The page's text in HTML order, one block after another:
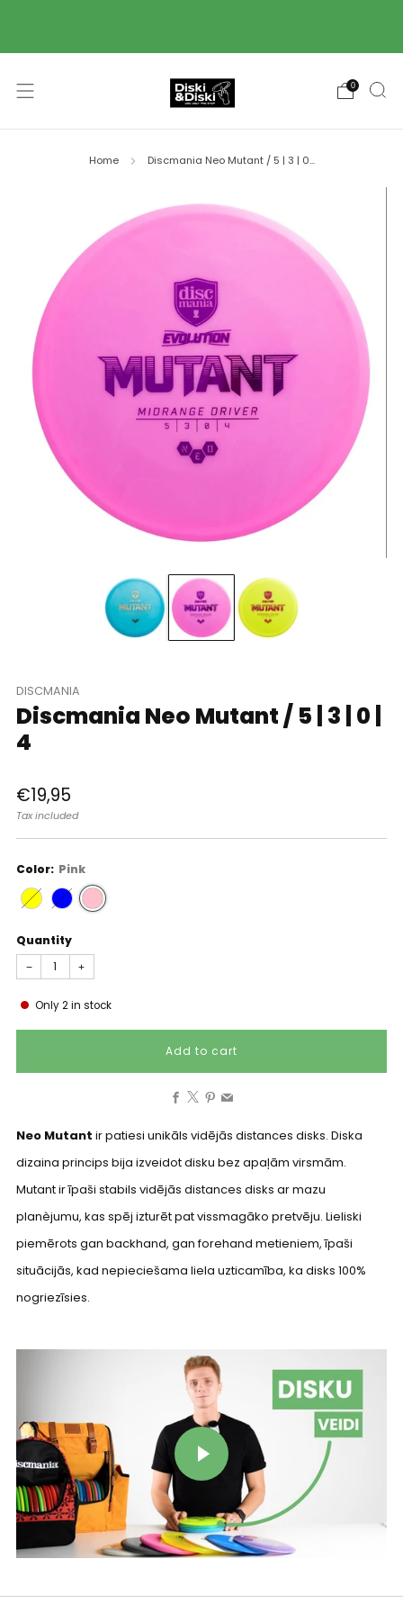
0
Home Discmania Neo Mutant / 5 | 3 | 0...
DISCMANIA
Discmania Neo Mutant / 5 | 3 | 0 |
4
Regular
price
€19,95
Tax included
Color: Pink
Quantity
− +
Only2in stock
Add to cart
Facebook
Neo Mutant ir patiesi unikāls vidējās distances disks. Diska
dizaina princips bija izveidot disku bez apaļām virsmām.
Mutant ir īpaši stabils vidējās distances disks ar mazu
planèjumu, kas spēj izturēt pat vissmagāko pretvēju. Lieliski
piemērots gan backhand, gan forehand metieniem, īpaši
situācijās, kad nepieciešama liela uzticamība, ka disks 100%
nogriezīsies.
Play video